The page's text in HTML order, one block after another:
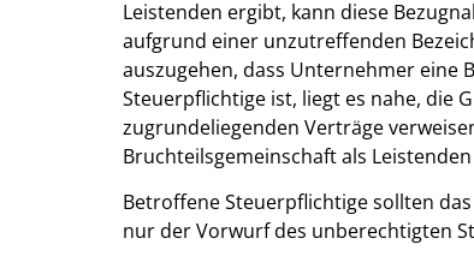
Leistenden ergibt, kann diese
aufgrund einer unzutreffenden
auszugehen, dass Unternehmer eine
Steuerpflichtige ist, liegt es nahe, die
zugrundeliegenden Verträge
Bruchteilsgemeinschaft als
Betroffene Steuerpflichtige sollten
nur der Vorwurf des unberechtigten